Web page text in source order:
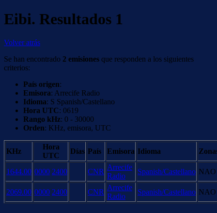
Eibi. Resultados 1
Volver atrás
Se han encontrado 2 emisiones que responden a los siguientes
criterios:
País origen:
Emisora: Arrecife Radio
Idioma: S Spanish/Castellano
Hora UTC: 0619
Rango kHz: 0 - 30000
Orden: KHz, emisora, UTC
KHz
Hora
UTC
Días País Emisora Idioma
1644.00 0000 2400 CNR
Arrecife
Radio
Spanish/Castellano NAO
2069.00 0000 2400 CNR
Arrecife
Radio
Spanish/Castellano NAO